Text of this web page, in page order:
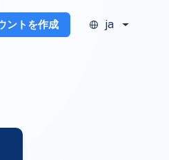
ントを作成 ja